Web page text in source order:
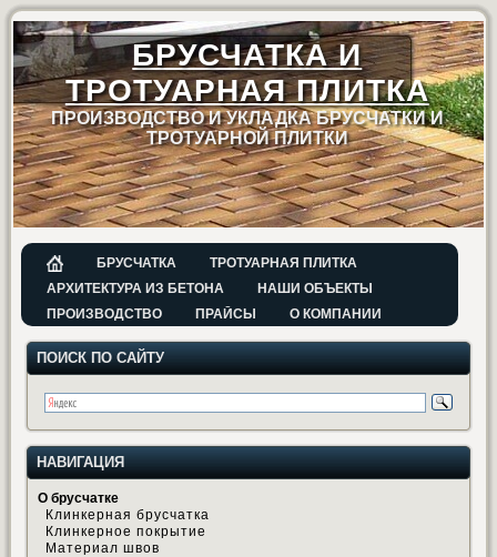
БРУСЧАТКА И
ТРОТУАРНАЯ ПЛИТКА
ПРОИЗВОДСТВО И УКЛАДКА БРУСЧАТКИ И
ТРОТУАРНОЙ ПЛИТКИ
БРУСЧАТКА
ТРОТУАРНАЯ ПЛИТКА
АРХИТЕКТУРА ИЗ БЕТОНА
НАШИ ОБЪЕКТЫ
ПРОИЗВОДСТВО
ПРАЙСЫ О КОМПАНИИ
ПОИСК ПО САЙТУ
НАВИГАЦИЯ
О брусчатке
Клинкерная брусчатка
Клинкерное покрытие
Материал швов